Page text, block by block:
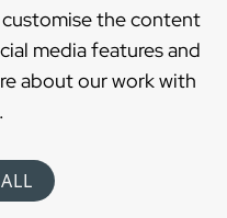
the content
media features and
about our work with
.